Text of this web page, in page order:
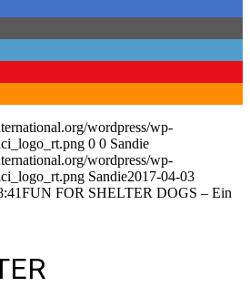
wordpress/wp-
0 0 Sandie
wordpress/wp-
Sandie2017-04-03
FUN FOR SHELTER DOGS – Ein